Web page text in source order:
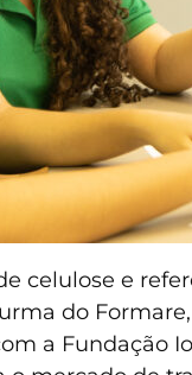
celulose e
do
a Fundação